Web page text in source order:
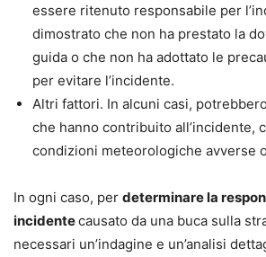
essere ritenuto responsabile per
dimostrato che non ha prestato la
guida o che non ha adottato le
per evitare l’incidente.
Altri fattori. In alcuni casi,
che hanno contribuito all’incidente,
condizioni meteorologiche avverse
In ogni caso, per determinare la
incidentecausato da una buca sulla
necessari un’indagine e un’analisi